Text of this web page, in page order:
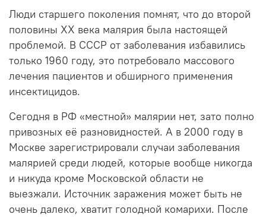
Люди старшего поколения помнят, что до второй
половины XX века малярия была настоящей
проблемой. В СССР от заболевания избавились
только 1960 году, это потребовало массового
лечения пациентов и обширного применения
инсектицидов.
Сегодня в РФ «местной» малярии нет, зато полно
привозных её разновидностей. А в 2000 году в
Москве зарегистрировали случаи заболевания
малярией среди людей, которые вообще никогда
и никуда кроме Московской области не
выезжали. Источник заражения может быть не
очень далеко, хватит голодной комарихи. После